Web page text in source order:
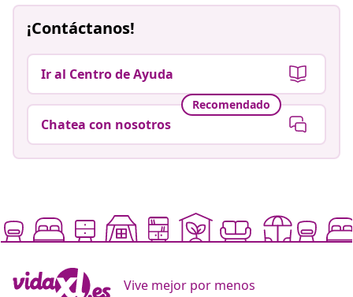
¡Contáctanos!
Ir al Centro de Ayuda
Recomendado
Chatea con nosotros
Vive mejor por menos